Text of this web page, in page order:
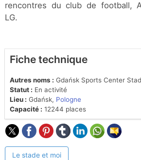
rencontres du club de football,
LG.
Fiche technique
Autres noms : Gdańsk Sports Center
Statut : En activité
Lieu : Gdańsk, Pologne
Capacité : 12244 places
Le stade et moi